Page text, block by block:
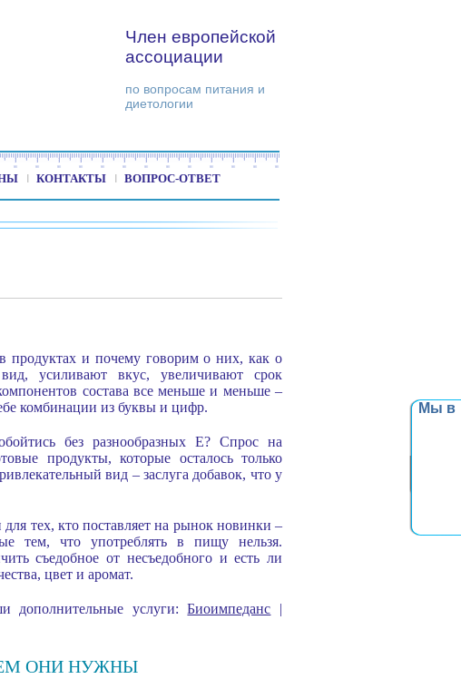
Мы в
Член европейской
ассоциации
по вопросам питания и
диетологии
КОНТАКТЫ ВОПРОС-ОТВЕТ
и почему говорим о них, как о
усиливают вкус, увеличивают срок
состава все меньше и меньше –
комбинации из буквы и цифр.
без разнообразных E? Спрос на
продукты, которые осталось только
вид – заслуга добавок, что у
тех, кто поставляет на рынок новинки –
тем, что употреблять в пищу нельзя.
съедобное от несъедобного и есть ли
цвет и аромат.
дополнительные услуги:Биоимпеданс |
ОНИ НУЖНЫ